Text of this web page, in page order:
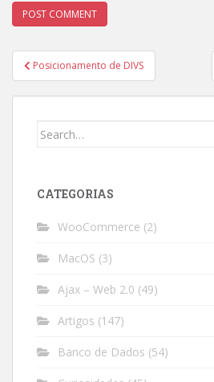
Post
navigation
Posicionamento de DIVS
Search
CATEGORIAS
WooCommerce (2)
MacOS (3)
Ajax – Web 2.0 (49)
Artigos (147)
Banco de Dados (54)